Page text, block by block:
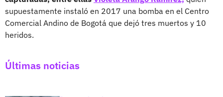
supuestamente instaló en 2017 una bomba en el Centro
Comercial Andino de Bogotá que dejó tres muertos y 10
heridos.
Últimas noticias